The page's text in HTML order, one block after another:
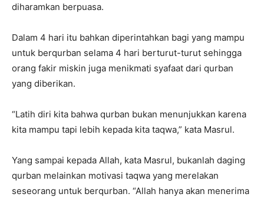
diharamkan berpuasa.
Dalam 4 hari itu bahkan diperintahkan bagi yang mampu
untuk berqurban selama 4 hari berturut-turut sehingga
orang fakir miskin juga menikmati syafaat dari qurban
yang diberikan.
“Latih diri kita bahwa qurban bukan menunjukkan karena
kita mampu tapi lebih kepada kita taqwa,” kata Masrul.
Yang sampai kepada Allah, kata Masrul, bukanlah daging
qurban melainkan motivasi taqwa yang merelakan
seseorang untuk berqurban. “Allah hanya akan menerima